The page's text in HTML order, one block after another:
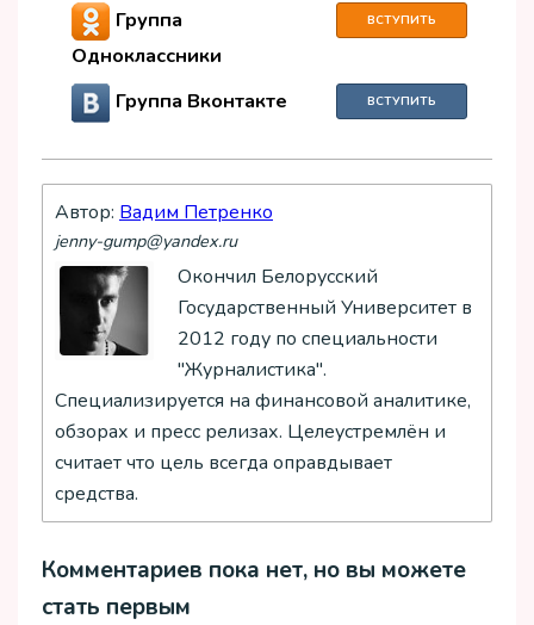
Группа
Одноклассники
ВСТУПИТЬ
Группа Вконтакте ВСТУПИТЬ
Автор: Вадим Петренко
jenny-gump@yandex.ru
Окончил Белорусский
Государственный Университет в
2012 году по специальности
"Журналистика".
Специализируется на финансовой аналитике,
обзорах и пресс релизах. Целеустремлён и
считает что цель всегда оправдывает
средства.
Комментариев пока нет, но вы можете
стать первым